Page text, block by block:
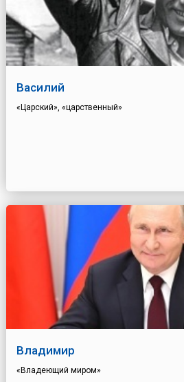
Василий
«Царский», «царственный»
Владимир
«Владеющий миром»